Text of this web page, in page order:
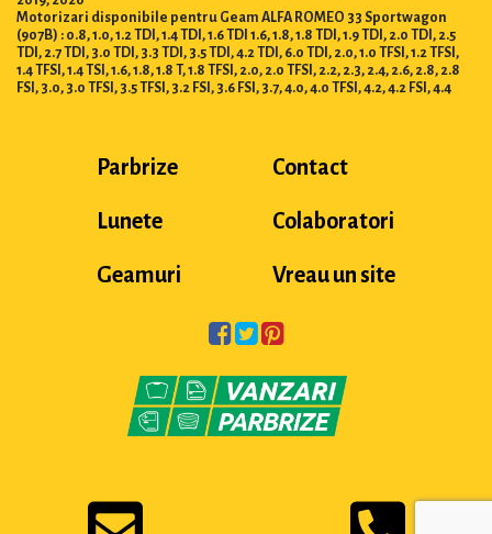
Motorizari disponibile pentru Geam ALFA ROMEO 33 Sportwagon
(907B) : 0.8, 1.0, 1.2 TDI, 1.4 TDI, 1.6 TDI 1.6, 1.8, 1.8 TDI, 1.9 TDI, 2.0 TDI, 2.5
TDI, 2.7 TDI, 3.0 TDI, 3.3 TDI, 3.5 TDI, 4.2 TDI, 6.0 TDI, 2.0, 1.0 TFSI, 1.2 TFSI,
1.4 TFSI, 1.4 TSI, 1.6, 1.8, 1.8 T, 1.8 TFSI, 2.0, 2.0 TFSI, 2.2, 2.3, 2.4, 2.6, 2.8, 2.8
FSI, 3.0, 3.0 TFSI, 3.5 TFSI, 3.2 FSI, 3.6 FSI, 3.7, 4.0, 4.0 TFSI, 4.2, 4.2 FSI, 4.4
Parbrize
Lunete
Geamuri
Contact
Colaboratori
Vreau un site